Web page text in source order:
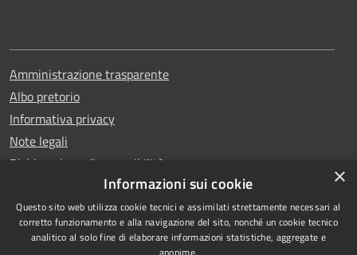
Amministrazione trasparente
Albo pretorio
Informativa privacy
Note legali
Dichiarazione di accessibilità
RSS Copyright © 2026 • Comune di
×
Informazioni sui cookie
Questo sito web utilizza cookie tecnici e assimilati strettamente necessari al
corretto funzionamento e alla navigazione del sito, nonché un cookie tecnico
analitico al solo fine di elaborare informazioni statistiche, aggregate e